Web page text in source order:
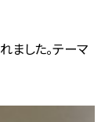
ました。テーマ